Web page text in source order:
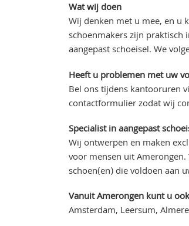
Wat wij doen
Wij denken met u mee, en u
schoenmakers zijn praktisch
aangepast schoeisel. We
Heeft u problemen met uw
Bel ons tijdens kantooruren
contactformulier zodat wij
Specialist in aangepast
Wij ontwerpen en maken
voor mensen uit
schoen(en) die voldoen aan
Vanuit Amerongen kunt u
Amsterdam, Leersum,